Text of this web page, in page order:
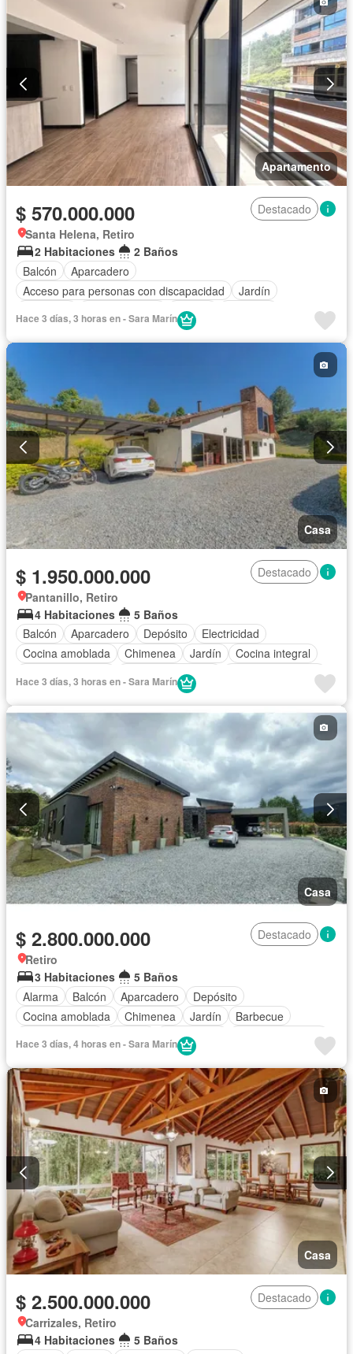
Apartamento
$ 570.000.000
Destacado
Santa Helena, Retiro
2 Habitaciones
2 Baños
Balcón
Aparcadero
Acceso para personas con discapacidad
Jardín
Jacuzzi
Seguridad privada Agua
Hace 3 días, 3 horas en - Sara Marín
Casa
$ 1.950.000.000
Destacado
Pantanillo, Retiro
4 Habitaciones
5 Baños
Balcón
Aparcadero Depósito
Electricidad
Cocina amoblada
Chimenea Jardín
Cocina integral
Seguridad privada
Cuarto de servicio
Hace 3 días, 3 horas en - Sara Marín
Casa
$ 2.800.000.000
Destacado
Retiro
3 Habitaciones
5 Baños
Alarma
Balcón Aparcadero
Depósito
Cocina amoblada
Chimenea Jardín
Barbecue
Gas natural
Vista panorámica
Cuarto de servicio
Hace 3 días, 4 horas en - Sara Marín
Casa
$ 2.500.000.000
Destacado
Carrizales, Retiro
4 Habitaciones
5 Baños